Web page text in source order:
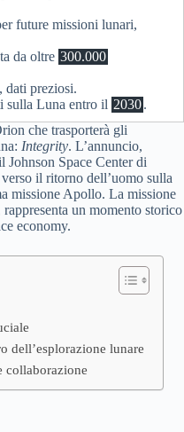
future missioni lunari,
da oltre 300.000
, dati preziosi.
sulla Luna entro il 2030.
che trasporterà gli
Integrity. L’annuncio,
Johnson Space Center di
il ritorno dell’uomo sulla
missione Apollo. La missione
un momento storico
economy.
dell’esplorazione lunare
collaborazione